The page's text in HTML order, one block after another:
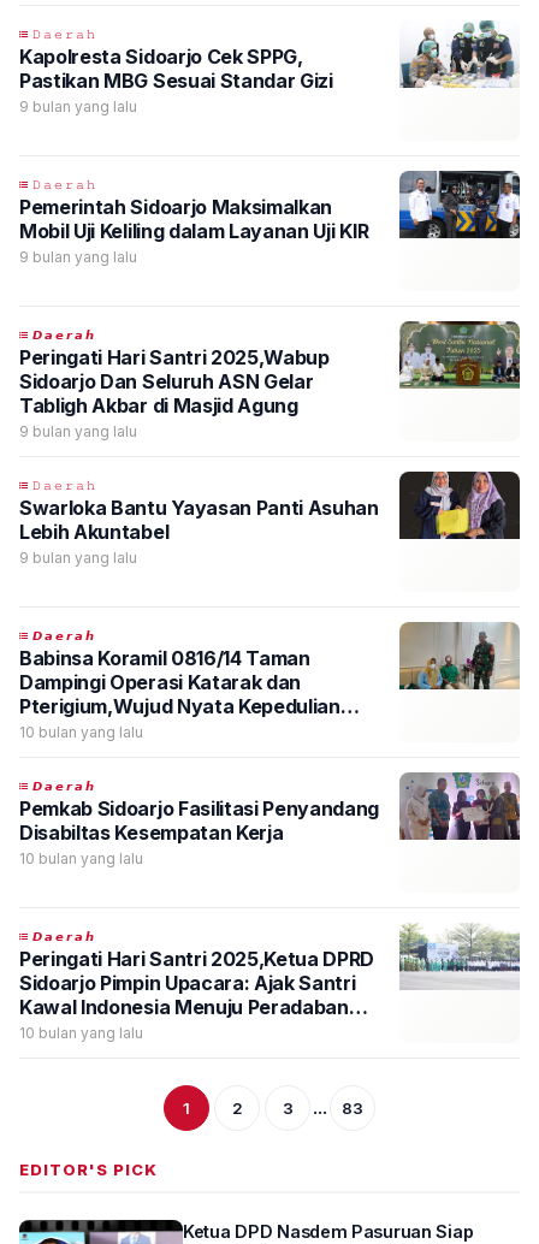
𝙳𝚊𝚎𝚛𝚊𝚑
Kapolresta Sidoarjo Cek SPPG,
Pastikan MBG Sesuai Standar Gizi
9 bulan yang lalu
𝙳𝚊𝚎𝚛𝚊𝚑
Pemerintah Sidoarjo Maksimalkan
Mobil Uji Keliling dalam Layanan Uji KIR
9 bulan yang lalu
𝘿𝙖𝙚𝙧𝙖𝙝
Peringati Hari Santri 2025,Wabup
Sidoarjo Dan Seluruh ASN Gelar
Tabligh Akbar di Masjid Agung
9 bulan yang lalu
𝙳𝚊𝚎𝚛𝚊𝚑
Swarloka Bantu Yayasan Panti Asuhan
Lebih Akuntabel
9 bulan yang lalu
𝘿𝙖𝙚𝙧𝙖𝙝
Babinsa Koramil 0816/14 Taman
Dampingi Operasi Katarak dan
Pterigium,Wujud Nyata Kepedulian
TMMD ke-126 Untuk Warga
10 bulan yang lalu
𝘿𝙖𝙚𝙧𝙖𝙝
Pemkab Sidoarjo Fasilitasi Penyandang
Disabiltas Kesempatan Kerja
10 bulan yang lalu
𝘿𝙖𝙚𝙧𝙖𝙝
Peringati Hari Santri 2025,Ketua DPRD
Sidoarjo Pimpin Upacara: Ajak Santri
Kawal Indonesia Menuju Peradaban
Dunia
10 bulan yang lalu
1 2 3 ... 83
EDITOR'S PICK
Ketua DPD Nasdem Pasuruan Siap